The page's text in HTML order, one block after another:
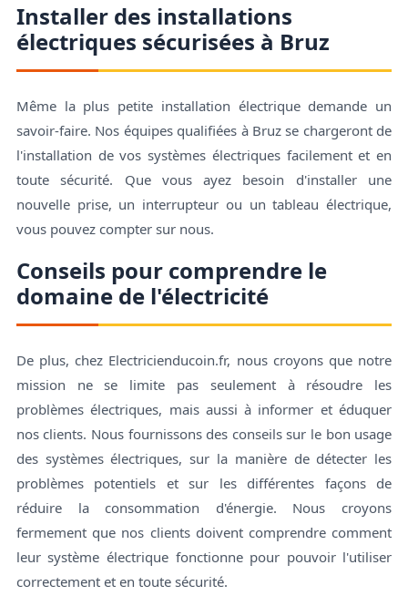
Installer des installations
électriques sécurisées à Bruz
Même la plus petite installation électrique demande un
savoir-faire. Nos équipes qualifiées à Bruz se chargeront de
l'installation de vos systèmes électriques facilement et en
toute sécurité. Que vous ayez besoin d'installer une
nouvelle prise, un interrupteur ou un tableau électrique,
vous pouvez compter sur nous.
Conseils pour comprendre le
domaine de l'électricité
De plus, chez Electricienducoin.fr, nous croyons que notre
mission ne se limite pas seulement à résoudre les
problèmes électriques, mais aussi à informer et éduquer
nos clients. Nous fournissons des conseils sur le bon usage
des systèmes électriques, sur la manière de détecter les
problèmes potentiels et sur les différentes façons de
réduire la consommation d'énergie. Nous croyons
fermement que nos clients doivent comprendre comment
leur système électrique fonctionne pour pouvoir l'utiliser
correctement et en toute sécurité.